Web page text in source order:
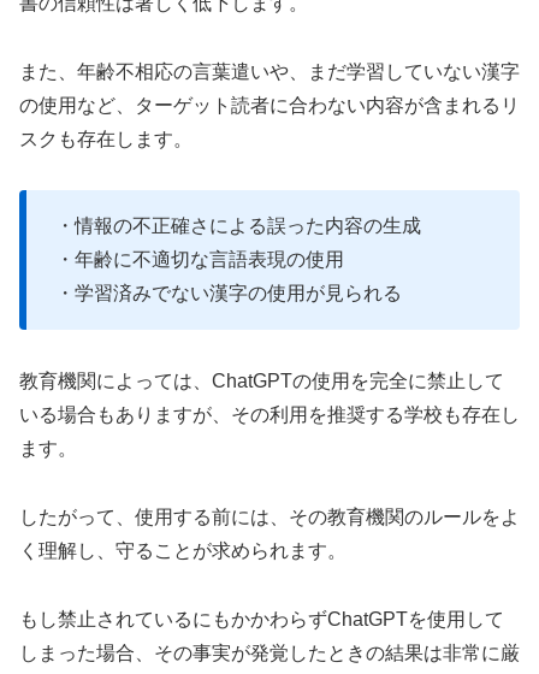
また、年齢不相応の言葉遣いや、まだ学習していない漢字
の使用など、ターゲット読者に合わない内容が含まれるリ
スクも存在します。
・情報の不正確さによる誤った内容の生成
・年齢に不適切な言語表現の使用
・学習済みでない漢字の使用が見られる
教育機関によっては、ChatGPTの使用を完全に禁止して
いる場合もありますが、その利用を推奨する学校も存在し
ます。
したがって、使用する前には、その教育機関のルールをよ
く理解し、守ることが求められます。
もし禁止されているにもかかわらずChatGPTを使用して
しまった場合、その事実が発覚したときの結果は非常に厳